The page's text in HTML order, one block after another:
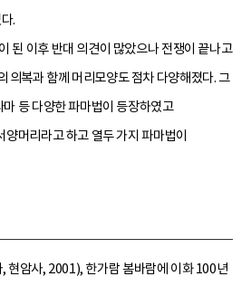
.
된 이후 반대 의견이 많았으나 전쟁이 끝나고
의복과 함께 머리모양도 점차 다양해졌다. 그
등 다양한 파마법이 등장하였고
머리라고 하고 열두 가지 파마법이
현암사, 2001), 한가람 봄바람에 이화 100년